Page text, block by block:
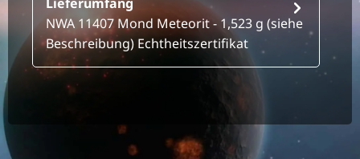
NWA 11407 Mond Meteorit - 1,523 g (siehe
Beschreibung) Echtheitszertifikat